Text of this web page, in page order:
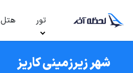
تور هتل
شهر زیرزمینی کاریز